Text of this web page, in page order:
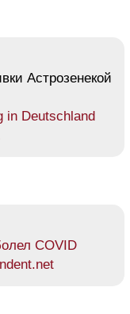
Астрозенекой
in Deutschland
COVID